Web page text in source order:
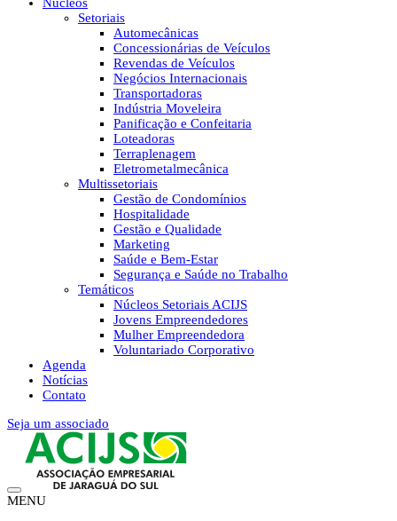
Setoriais
Automecânicas
Concessionárias de Veículos
Revendas de Veículos
Negócios Internacionais
Transportadoras
Indústria Moveleira
Panificação e Confeitaria
Loteadoras
Terraplenagem
Eletrometalmecânica
Multissetoriais
Gestão de Condomínios
Hospitalidade
Gestão e Qualidade
Marketing
Saúde e Bem-Estar
Segurança e Saúde no Trabalho
Temáticos
Núcleos Setoriais ACIJS
Jovens Empreendedores
Mulher Empreendedora
Voluntariado Corporativo
Agenda
Notícias
Contato
Seja um associado
MENU